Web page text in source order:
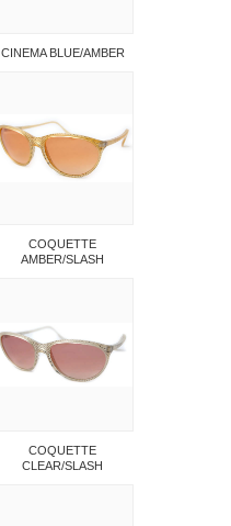
CINEMA BLUE/AMBER
COQUETTE
AMBER/SLASH
COQUETTE
CLEAR/SLASH